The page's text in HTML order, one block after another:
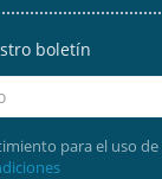
boletín
para el uso